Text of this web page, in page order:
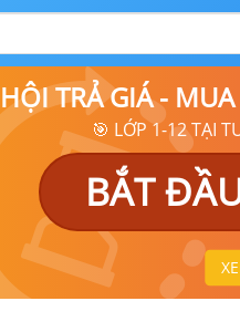
TRẢ GIÁ -
🎯 LỚP 1-12 TẠI
BẮT